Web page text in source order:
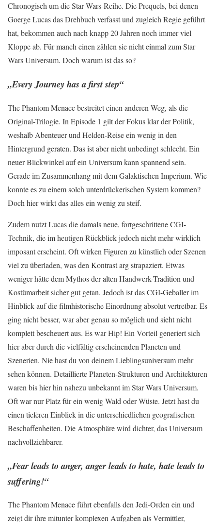
Chronogisch um die Star Wars-Reihe. Die Prequels, bei denen
Goerge Lucas das Drehbuch verfasst und zugleich Regie geführt
hat, bekommen auch nach knapp 20 Jahren noch immer viel
Kloppe ab. Für manch einen zählen sie nicht einmal zum Star
Wars Universum. Doch warum ist das so?
„Every Journey has a first step“
The Phantom Menace bestreitet einen anderen Weg, als die
Original-Trilogie. In Episode 1 gilt der Fokus klar der Politik,
weshalb Abenteuer und Helden-Reise ein wenig in den
Hintergrund geraten. Das ist aber nicht unbedingt schlecht. Ein
neuer Blickwinkel auf ein Universum kann spannend sein.
Gerade im Zusammenhang mit dem Galaktischen Imperium. Wie
konnte es zu einem solch unterdrückerischen System kommen?
Doch hier wirkt das alles ein wenig zu steif.
Zudem nutzt Lucas die damals neue, fortgeschrittene CGI-
Technik, die im heutigen Rückblick jedoch nicht mehr wirklich
imposant erscheint. Oft wirken Figuren zu künstlich oder Szenen
viel zu überladen, was den Kontrast arg strapaziert. Etwas
weniger hätte dem Mythos der alten Handwerk-Tradition und
Kostümarbeit sicher gut getan. Jedoch ist das CGI-Geballer im
Hinblick auf die filmhistorische Einordnung absolut vertretbar. Es
ging nicht besser, war aber genau so möglich und sieht nicht
komplett bescheuert aus. Es war Hip! Ein Vorteil generiert sich
hier aber durch die vielfältig erscheinenden Planeten und
Szenerien. Nie hast du von deinem Lieblingsuniversum mehr
sehen können. Detaillierte Planeten-Strukturen und Architekturen
waren bis hier hin nahezu unbekannt im Star Wars Universum.
Oft war nur Platz für ein wenig Wald oder Wüste. Jetzt hast du
einen tieferen Einblick in die unterschiedlichen geografischen
Beschaffenheiten. Die Atmosphäre wird dichter, das Universum
nachvollziehbarer.
„Fear leads to anger, anger leads to hate, hate leads to
suffering!“
The Phantom Menace führt ebenfalls den Jedi-Orden ein und
zeigt dir ihre mitunter komplexen Aufgaben als Vermittler,